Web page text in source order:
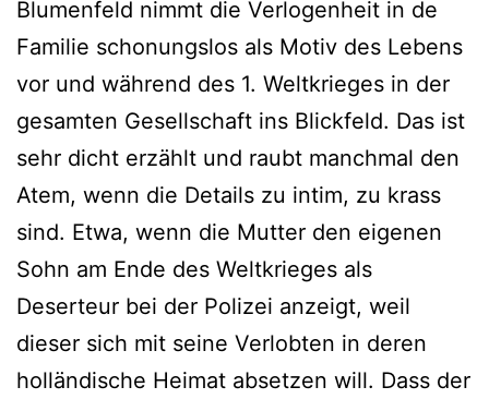
Blumenfeld nimmt die Verlogenheit in de
Familie schonungslos als Motiv des Lebens
vor und während des 1. Weltkrieges in der
gesamten Gesellschaft ins Blickfeld. Das ist
sehr dicht erzählt und raubt manchmal den
Atem, wenn die Details zu intim, zu krass
sind. Etwa, wenn die Mutter den eigenen
Sohn am Ende des Weltkrieges als
Deserteur bei der Polizei anzeigt, weil
dieser sich mit seine Verlobten in deren
holländische Heimat absetzen will. Dass der